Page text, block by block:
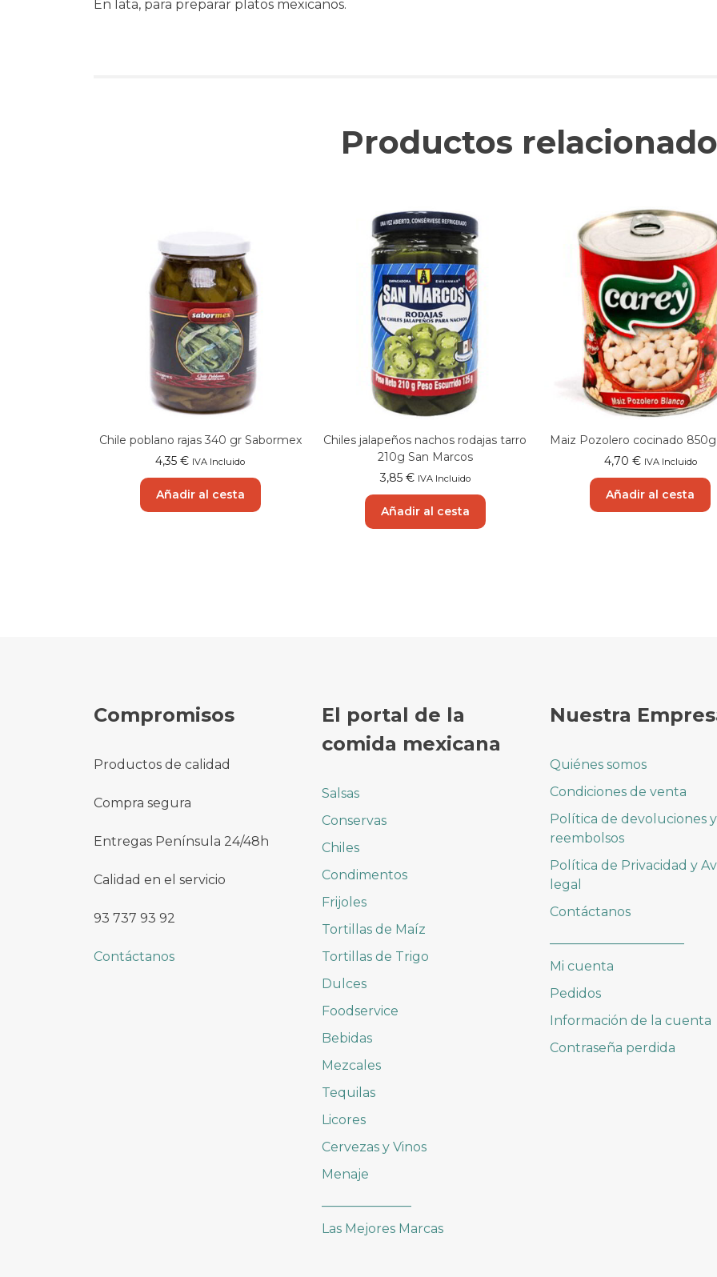
En lata, para preparar platos mexicanos.
Productos
Chile poblano rajas 340 gr Sabormex
4,35€ IVA Incluido
Añadir al cesta
Chiles jalapeños nachos rodajas tarro
210g San Marcos
3,85 € IVA Incluido
Añadir al cesta
Maiz Pozolero cocinado
4,70 € IVA Incluido
Añadir al cesta
Compromisos
Productos de calidad
Compra segura
Entregas Península 24/48h
Calidad en el servicio
93 737 93 92
Contáctanos
El portal de la
comida mexicana
Salsas
Conservas
Chiles
Condimentos
Frijoles
Tortillas de Maíz
Tortillas de Trigo
Dulces
Foodservice
Bebidas
Mezcales
Tequilas
Licores
Cervezas y Vinos
Menaje
Las Mejores Marcas
Nuestra
Quiénes somos
Condiciones de venta
Política de devoluciones y
reembolsos
Política de Privacidad y
legal
Contáctanos
Mi cuenta
Pedidos
Información de la cuenta
Contraseña perdida